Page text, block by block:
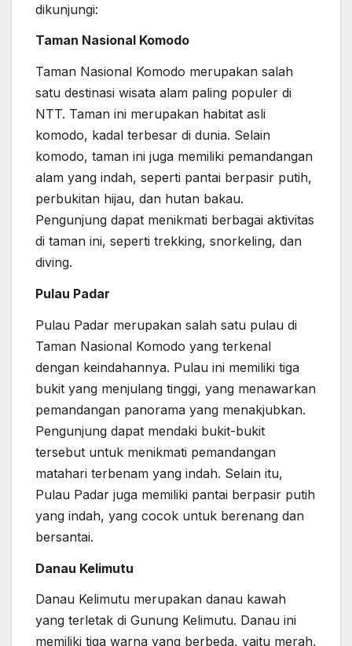
dikunjungi:
Taman Nasional Komodo
Taman Nasional Komodo merupakan salah
satu destinasi wisata alam paling populer di
NTT. Taman ini merupakan habitat asli
komodo, kadal terbesar di dunia. Selain
komodo, taman ini juga memiliki pemandangan
alam yang indah, seperti pantai berpasir putih,
perbukitan hijau, dan hutan bakau.
Pengunjung dapat menikmati berbagai aktivitas
di taman ini, seperti trekking, snorkeling, dan
diving.
Pulau Padar
Pulau Padar merupakan salah satu pulau di
Taman Nasional Komodo yang terkenal
dengan keindahannya. Pulau ini memiliki tiga
bukit yang menjulang tinggi, yang menawarkan
pemandangan panorama yang menakjubkan.
Pengunjung dapat mendaki bukit-bukit
tersebut untuk menikmati pemandangan
matahari terbenam yang indah. Selain itu,
Pulau Padar juga memiliki pantai berpasir putih
yang indah, yang cocok untuk berenang dan
bersantai.
Danau Kelimutu
Danau Kelimutu merupakan danau kawah
yang terletak di Gunung Kelimutu. Danau ini
memiliki tiga warna yang berbeda, yaitu merah,